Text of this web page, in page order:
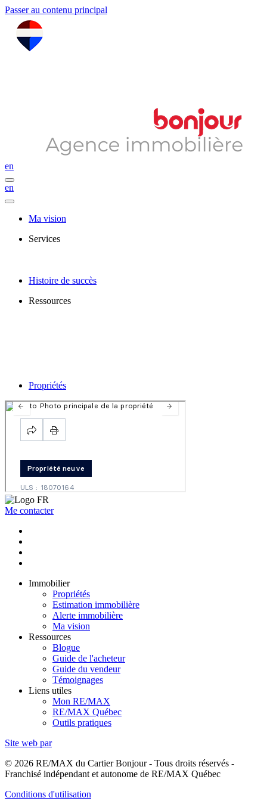
Passer au contenu principal
en
en
Ma vision
Services
Histoire de succès
Ressources
Propriétés
Me contacter
Immobilier
Propriétés
Estimation immobilière
Alerte immobilière
Ma vision
Ressources
Blogue
Guide de l'acheteur
Guide du vendeur
Témoignages
Liens utiles
Mon RE/MAX
RE/MAX Québec
Outils pratiques
Site web par
© 2026 RE/MAX du Cartier Bonjour - Tous droits réservés -
Franchisé indépendant et autonome de RE/MAX Québec
Conditions d'utilisation